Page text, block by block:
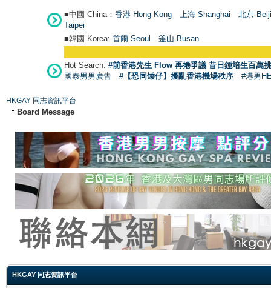
■中國 China： 香港 Hong Kong 上海 Shanghai
北京
Taipei
■韓國 Korea: 首爾 Seoul 釜山 Busan
Hot Search: #前香港先生 Flow 再捲爭議 昔日鍾培生百萬
國泰男男廣告
#【恐同矮仔】擾亂香港機場秩序 #港男
HKGAY 同志資訊平台
Board Message
HKGAY 同志資訊平台